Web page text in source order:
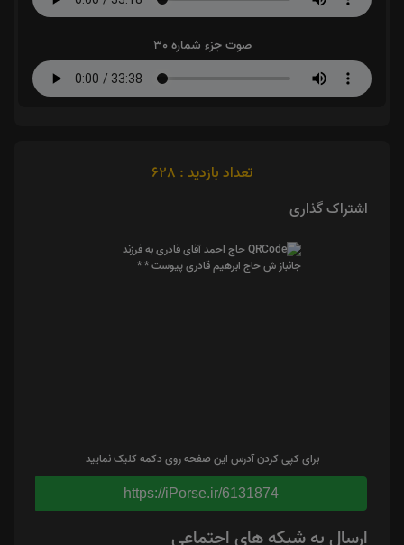
صوت جزء شماره 30
تعداد بازدید : 628
اشتراک گذاری
برای کپی کردن آدرس این صفحه روی دکمه کلیک نمایید
https://iPorse.ir/6131874
ارسال به شبکه های اجتماعی